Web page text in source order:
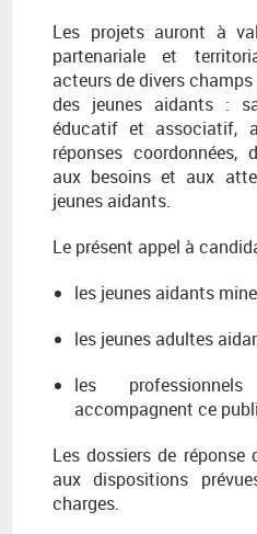
Les projets auront à
partenariale et
acteurs de divers
des jeunes aidants :
éducatif et associatif,
réponses coordonnées,
aux besoins et aux
jeunes aidants.
Le présent appel à
les jeunes aidants
les jeunes adultes
les
accompagnent ce
Les dossiers de réponse
aux dispositions
charges.